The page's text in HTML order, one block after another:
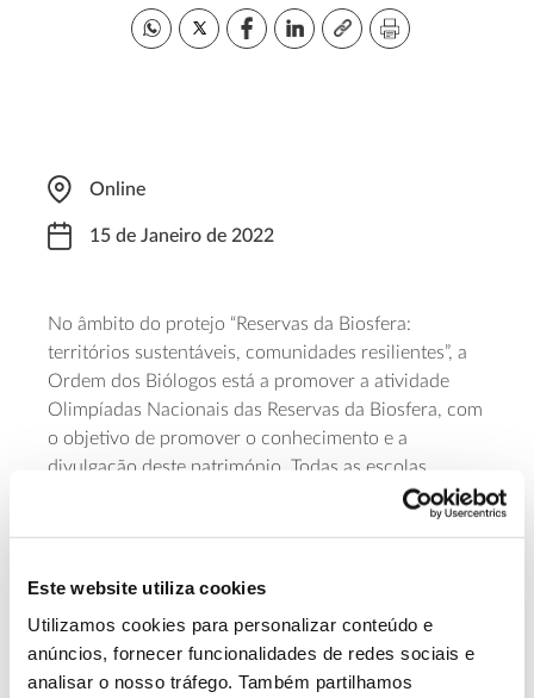
Este website utiliza cookies
Utilizamos cookies para personalizar conteúdo e
anúncios, fornecer funcionalidades de redes sociais e
analisar o nosso tráfego. Também partilhamos
Online
15 de Janeiro de 2022
No âmbito do protejo “Reservas da Biosfera:
territórios sustentáveis, comunidades resilientes”, a
Ordem dos Biólogos está a promover a atividade
Olimpíadas Nacionais das Reservas da Biosfera, com
o objetivo de promover o conhecimento e a
divulgação deste património. Todas as escolas
nacionais poderão participar nesta iniciativa
decorrerá em duas modalidades: Escalão I para os
termina no dia 29 de janeiro de 2022; e Escalão II
data limite para inscrição termina no dia 15 de
janeiro de 2022.